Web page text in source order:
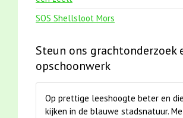
SOS Shellsloot Mors
Steun ons grachtonderzoek
opschoonwerk
Op prettige leeshoogte beter en
kijken in de blauwe stadsnatuur.